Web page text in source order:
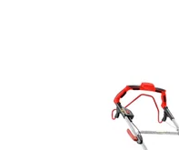
Akumulátorová
cm, koš 60 l, hmotnost
nejsou součástí